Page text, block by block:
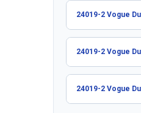
24019-2 Vogue
24019-2 Vogue
24019-2 Vogue